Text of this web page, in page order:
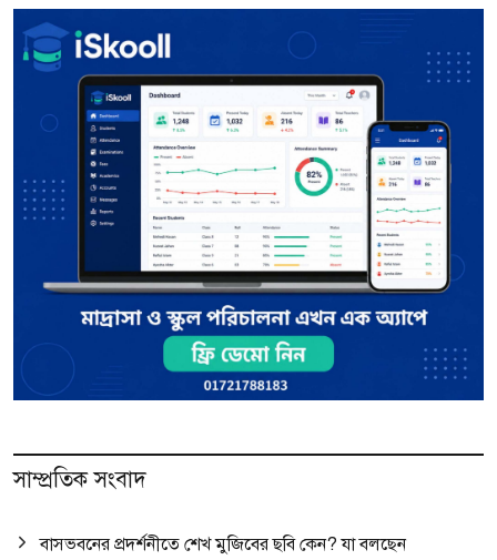
সাম্প্রতিক সংবাদ
বাসভবনের প্রদর্শনীতে শেখ মুজিবের ছবি কেন? যা বলছেন